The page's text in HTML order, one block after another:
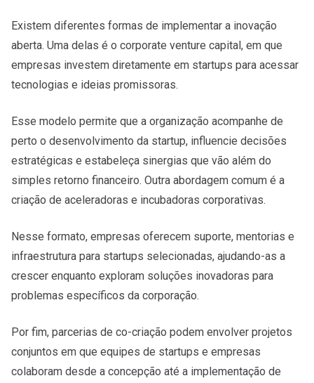
Existem diferentes formas de implementar a inovação
aberta. Uma delas é o corporate venture capital, em que
empresas investem diretamente em startups para acessar
tecnologias e ideias promissoras.
Esse modelo permite que a organização acompanhe de
perto o desenvolvimento da startup, influencie decisões
estratégicas e estabeleça sinergias que vão além do
simples retorno financeiro. Outra abordagem comum é a
criação de aceleradoras e incubadoras corporativas.
Nesse formato, empresas oferecem suporte, mentorias e
infraestrutura para startups selecionadas, ajudando-as a
crescer enquanto exploram soluções inovadoras para
problemas específicos da corporação.
Por fim, parcerias de co-criação podem envolver projetos
conjuntos em que equipes de startups e empresas
colaboram desde a concepção até a implementação de